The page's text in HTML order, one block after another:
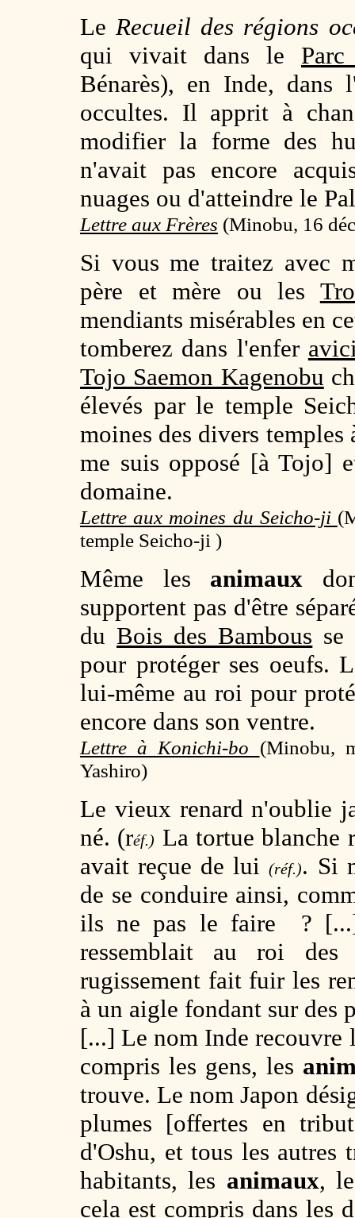
LeRecueil des régions
qui vivait dans le
Bénarès), en Inde, dans
occultes. Il apprit à
modifier la forme des
n'avait pas encore
nuages ou d'atteindre le
Lettre aux Frères (Minobu, 16
Si vous me traitez avec
père et mère ou les
mendiants misérables en
tomberez dans l'enfer
Tojo Saemon Kagenobu
élevés par le temple
moines des divers
me suis opposé [à Tojo]
domaine.
Lettre aux moines du Seicho-ji (
temple Seicho-ji )
Même les animaux
supportent pas d'être
du Bois des Bambous se
pour protéger ses oeufs.
lui-même au roi pour
encore dans son ventre.
Lettre à Konichi-bo (Minobu,
Yashiro)
Le vieux renard n'oublie
né. (réf.) La tortue blanche
avait reçue de lui(réf.). Si
de se conduire ainsi,
ils ne pas le faire ?
ressemblait au roi
rugissement fait fuir les
à un aigle fondant sur des
[...] Le nom Inde recouvre
compris les gens, les
trouve. Le nom Japon
plumes [offertes en
d'Oshu, et tous les autres
habitants, les animaux,
cela est compris dans les